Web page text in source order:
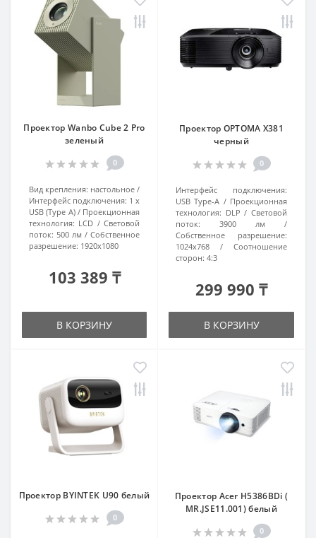
Проектор Wanbo Cube 2 Pro
зеленый
0
Вид крепления: настольное
Интерфейс подключения: 1 x
USB (Type A)
Проекционная
технология: LCD
Световой
поток: 500 лм
Собственное
разрешение: 1920x1080
103 389 ₸
В КОРЗИНУ
Проектор OPTOMA X381
черный
0
Интерфейс подключения:
USB Type-A
Проекционная
технология: DLP
Световой
поток:
3900 лм
Собственное разрешение:
1024x768
Соотношение
сторон: 4:3
299 990 ₸
В КОРЗИНУ
Проектор BYINTEK U90 белый
0
Проектор Acer H5386BDi (
MR.JSE11.001) белый
0